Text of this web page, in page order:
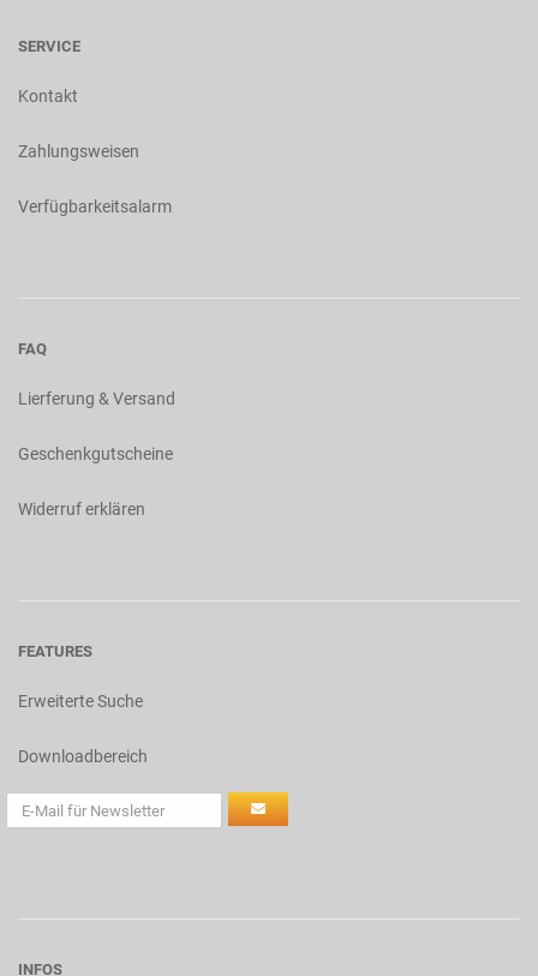
SERVICE
Kontakt
Zahlungsweisen
Verfügbarkeitsalarm
FAQ
Lierferung & Versand
Geschenkgutscheine
Widerruf erklären
FEATURES
Erweiterte Suche
Downloadbereich
INFOS